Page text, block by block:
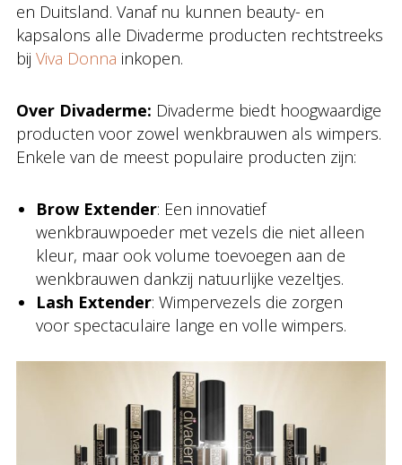
en Duitsland. Vanaf nu kunnen beauty- en
kapsalons alle Divaderme producten rechtstreeks
bij Viva Donna inkopen.
Over Divaderme: Divaderme biedt hoogwaardige
producten voor zowel wenkbrauwen als wimpers.
Enkele van de meest populaire producten zijn:
Brow Extender: Een innovatief
wenkbrauwpoeder met vezels die niet alleen
kleur, maar ook volume toevoegen aan de
wenkbrauwen dankzij natuurlijke vezeltjes.
Lash Extender: Wimpervezels die zorgen
voor spectaculaire lange en volle wimpers.